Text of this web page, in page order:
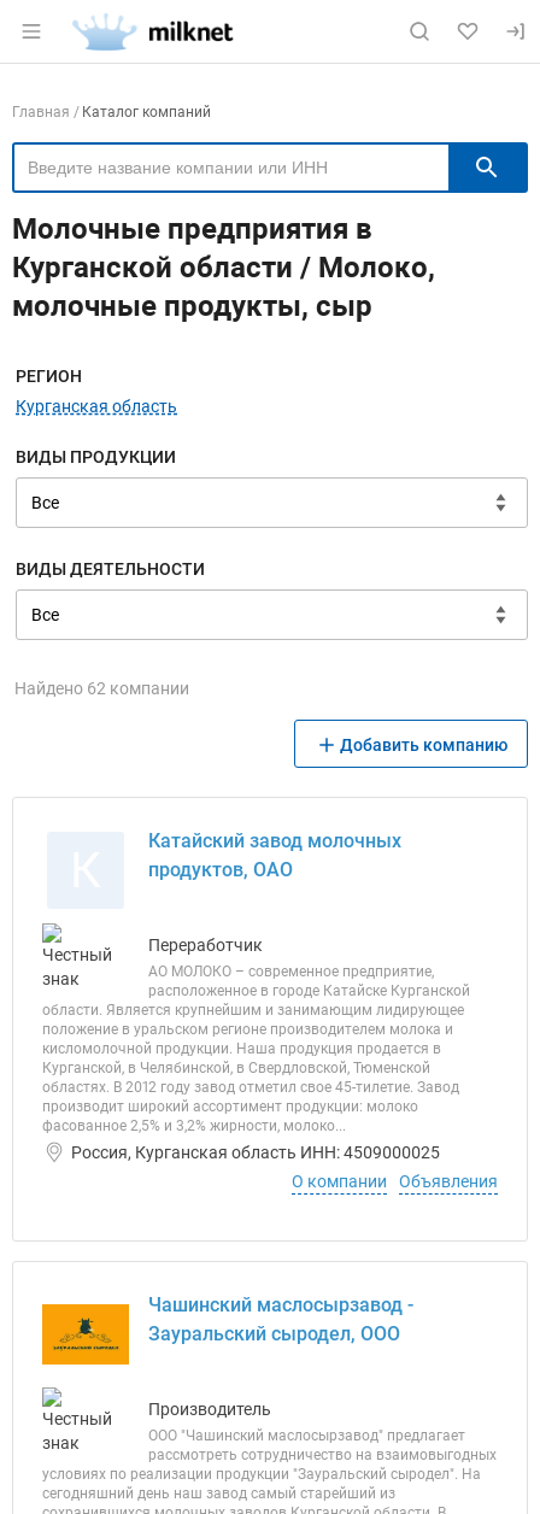
Раздел навигации по сайту milknet.ru
Навигация по компаниям
Главная Каталог компаний
Молочные предприятия в
Курганской области / Молоко,
молочные продукты, сыр
Меню навигации
РЕГИОН
Курганская область
ВИДЫ ПРОДУКЦИИ
ВИДЫ ДЕЯТЕЛЬНОСТИ
Найдено 62 компании
Добавить компанию
Катайский завод молочных
продуктов, ОАО
Переработчик
АО МОЛОКО – современное предприятие,
расположенное в городе Катайске Курганской
области. Является крупнейшим и занимающим лидирующее
положение в уральском регионе производителем молока и
кисломолочной продукции. Наша продукция продается в
Курганской, в Челябинской, в Свердловской, Тюменской
областях. В 2012 году завод отметил свое 45-тилетие. Завод
производит широкий ассортимент продукции: молоко
фасованное 2,5% и 3,2% жирности, молоко...
Россия, Курганская область ИНН: 4509000025
О компании
Объявления
Чашинский маслосырзавод -
Зауральский сыродел, ООО
Производитель
ООО "Чашинский маслосырзавод" предлагает
рассмотреть сотрудничество на взаимовыгодных
условиях по реализации продукции "Зауральский сыродел". На
сегодняшний день наш завод самый старейший из